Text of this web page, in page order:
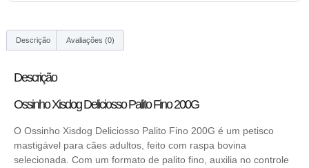
Descrição Avaliações (0)
Descrição
Ossinho Xisdog Deliciosso Palito Fino 200G
O Ossinho Xisdog Deliciosso Palito Fino 200G é um petisco
mastigável para cães adultos, feito com raspa bovina
selecionada. Com um formato de palito fino, auxilia no controle